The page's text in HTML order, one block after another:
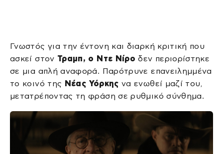
Γνωστός για την έντονη και διαρκή κριτική που
ασκεί στον Τραμπ, ο Ντε Νίρο δεν περιορίστηκε
σε μια απλή αναφορά. Παρότρυνε επανειλημμένα
το κοινό της Νέας Υόρκης να ενωθεί μαζί του,
μετατρέποντας τη φράση σε ρυθμικό σύνθημα.